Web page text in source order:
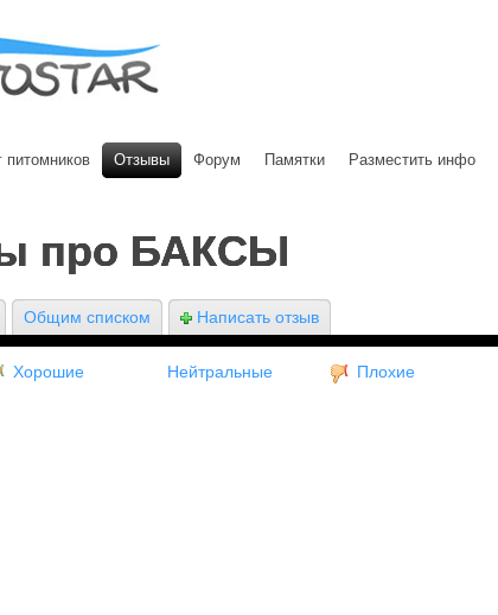
питомников Отзывы Форум Памятки Разместить инфо
про БАКСЫ
Общим списком Написать отзыв
Хорошие Нейтральные Плохие